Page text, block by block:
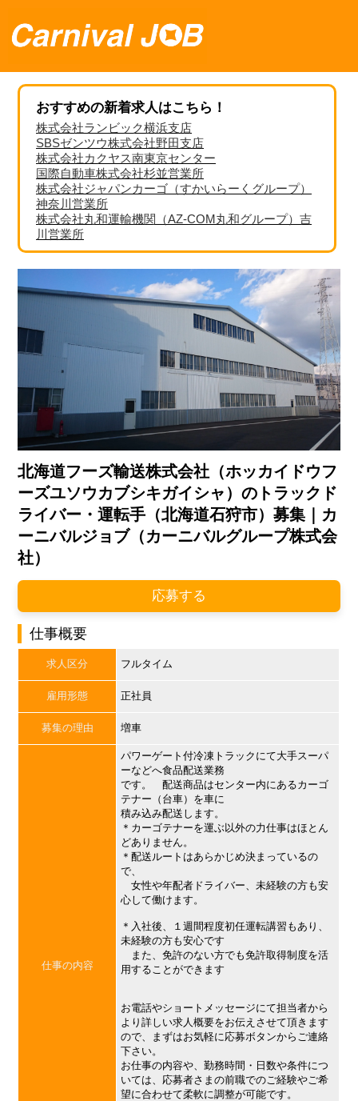
おすすめの新着求人はこちら！
株式会社ランビック横浜支店
SBSゼンツウ株式会社野田支店
株式会社カクヤス南東京センター
国際自動車株式会社杉並営業所
株式会社ジャパンカーゴ（すかいらーくグループ）
神奈川営業所
株式会社丸和運輸機関（AZ-COM丸和グループ）吉
川営業所
北海道フーズ輸送株式会社（ホッカイドウフ
ーズユソウカブシキガイシャ）のトラックド
ライバー・運転手（北海道石狩市）募集｜カ
ーニバルジョブ（カーニバルグループ株式会
社）
応募する
仕事概要
求人区分 フルタイム
雇用形態 正社員
募集の理由 増車
仕事の内容
パワーゲート付冷凍トラックにて大手スーパ
ーなどへ食品配送業務
です。 配送商品はセンター内にあるカーゴ
テナー（台車）を車に
積み込み配送します。
＊カーゴテナーを運ぶ以外の力仕事はほとん
どありません。
＊配送ルートはあらかじめ決まっているの
で、
女性や年配者ドライバー、未経験の方も安
心して働けます。
＊入社後、１週間程度初任運転講習もあり、
未経験の方も安心です
また、免許のない方でも免許取得制度を活
用することができます
お電話やショートメッセージにて担当者から
より詳しい求人概要をお伝えさせて頂きます
ので、まずはお気軽に応募ボタンからご連絡
下さい。
お仕事の内容や、勤務時間・日数や条件につ
いては、応募者さまの前職でのご経験やご希
望に合わせて柔軟に調整が可能です。